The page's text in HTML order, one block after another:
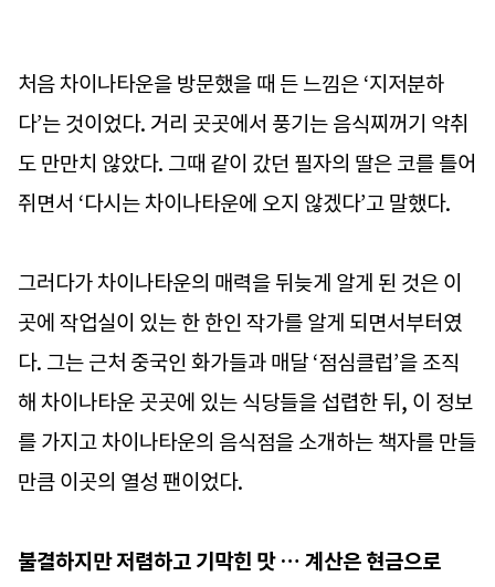
처음 차이나타운을 방문했을 때 든 느낌은 ‘지저분하
다’는 것이었다. 거리 곳곳에서 풍기는 음식찌꺼기 악취
도 만만치 않았다. 그때 같이 갔던 필자의 딸은 코를 틀어
쥐면서 ‘다시는 차이나타운에 오지 않겠다’고 말했다.
그러다가 차이나타운의 매력을 뒤늦게 알게 된 것은 이
곳에 작업실이 있는 한 한인 작가를 알게 되면서부터였
다. 그는 근처 중국인 화가들과 매달 ‘점심클럽’을 조직
해 차이나타운 곳곳에 있는 식당들을 섭렵한 뒤, 이 정보
를 가지고 차이나타운의 음식점을 소개하는 책자를 만들
만큼 이곳의 열성 팬이었다.
불결하지만 저렴하고 기막힌 맛 … 계산은 현금으로